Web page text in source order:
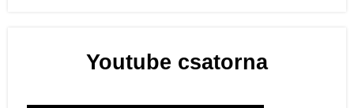
Youtube csatorna